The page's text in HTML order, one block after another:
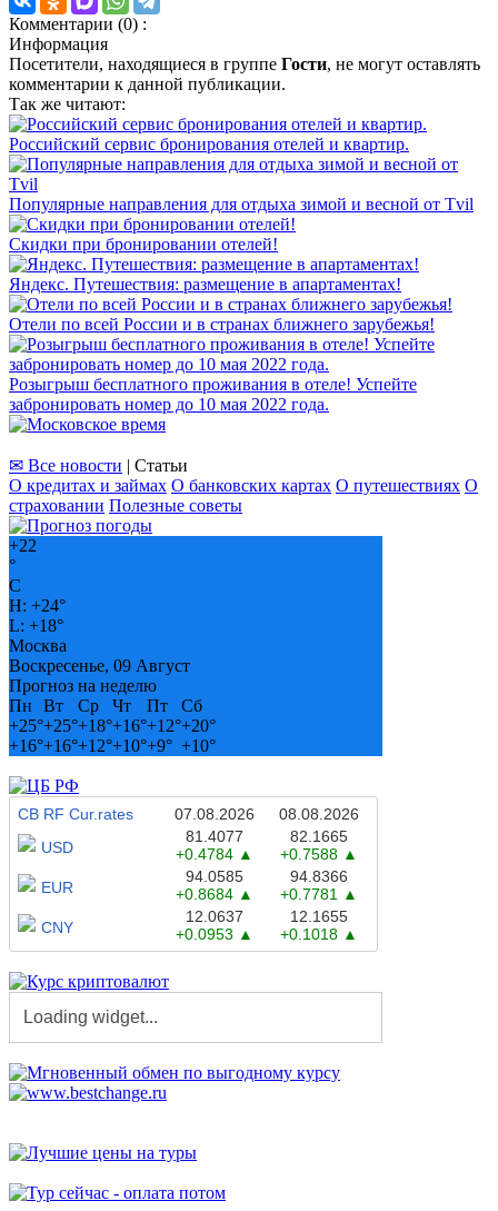
Комментарии (0) :
Информация
Посетители, находящиеся в группе Гости, не могут оставлять
комментарии к данной публикации.
Так же читают:
Российский сервис бронирования отелей и квартир.
Популярные направления для отдыха зимой и весной от Tvil
Скидки при бронировании отелей!
Яндекс. Путешествия: размещение в апартаментах!
Отели по всей России и в странах ближнего зарубежья!
Розыгрыш бесплатного проживания в отеле! Успейте
забронировать номер до 10 мая 2022 года.
✉ Все новости | Статьи
О кредитах и займах О банковских картах О путешествиях О
страховании Полезные советы
+22
°
C
H: +24°
L: +18°
Москва
Воскресенье, 09 Август
Прогноз на неделю
Пн
Вт Ср Чт Пт
Сб
+25°+25°+18°+16°+12°+20°
+16°+16°+12°+10°+9° +10°
CB RF Cur.rates 07.08.2026
08.08.2026
USD
81.4077
+0.4784
82.1665
+0.7588
EUR
94.0585
+0.8684
94.8366
+0.7781
CNY
12.0637
+0.0953
12.1655
+0.1018